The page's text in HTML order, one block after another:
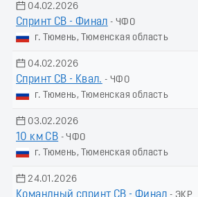
04.02.2026
Спринт СВ - Финал - ЧФО
г. Тюмень, Тюменская область
04.02.2026
Спринт СВ - Квал. - ЧФО
г. Тюмень, Тюменская область
03.02.2026
10 км СВ - ЧФО
г. Тюмень, Тюменская область
24.01.2026